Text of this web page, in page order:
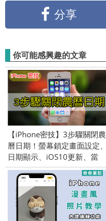
分享
你可能感興趣的文章
【iPhone密技】3步驟關閉農
曆日期！螢幕鎖定畫面設定、
日期顯示、iOS10更新、當
機、問題。